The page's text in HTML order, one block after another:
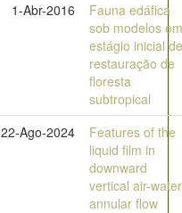
1-Abr-2016
Fauna edáfica
sob modelos em
estágio inicial de
restauração de
floresta
subtropical
22-Ago-2024
Features of the
liquid film in
downward
vertical air-water
annular flow